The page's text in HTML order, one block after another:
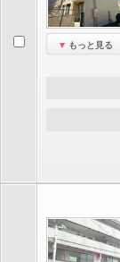
もっと見る